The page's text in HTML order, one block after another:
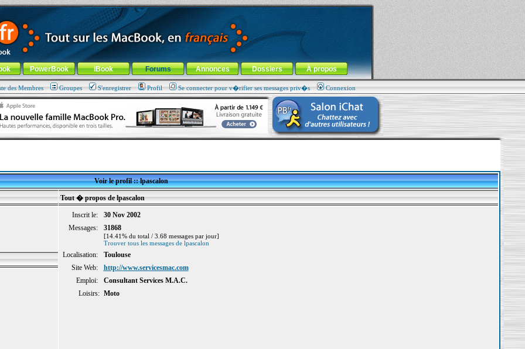
! -Aller au menu de la rubrique
PowerBook iBook Forums Annonces Dossiers À propos
des Membres Groupes S'enregistrer Profil Se connecter pour v�rifier ses messages priv�s Connexion
Voir le profil :: lpascalon
Tout � propos de lpascalon
Inscrit le:
30 Nov 2002
Messages:
31868
[14.41% du total / 3.68 messages par jour]
Trouver tous les messages de lpascalon
Localisation:
Toulouse
Site Web:
http://www.servicesmac.com
Emploi:
Consultant Services M.A.C.
Loisirs: Moto